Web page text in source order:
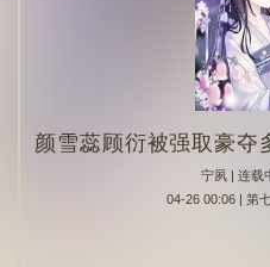
颜雪蕊顾衍被强取豪夺
宁夙 | 连载
04-26 00:06 | 第